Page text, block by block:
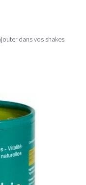
dans vos shakes